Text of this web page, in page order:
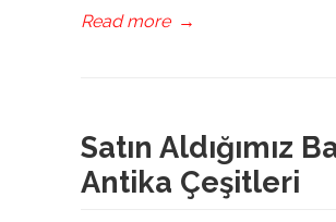
Read more →
Satın Aldığımız
Antika Çeşitleri